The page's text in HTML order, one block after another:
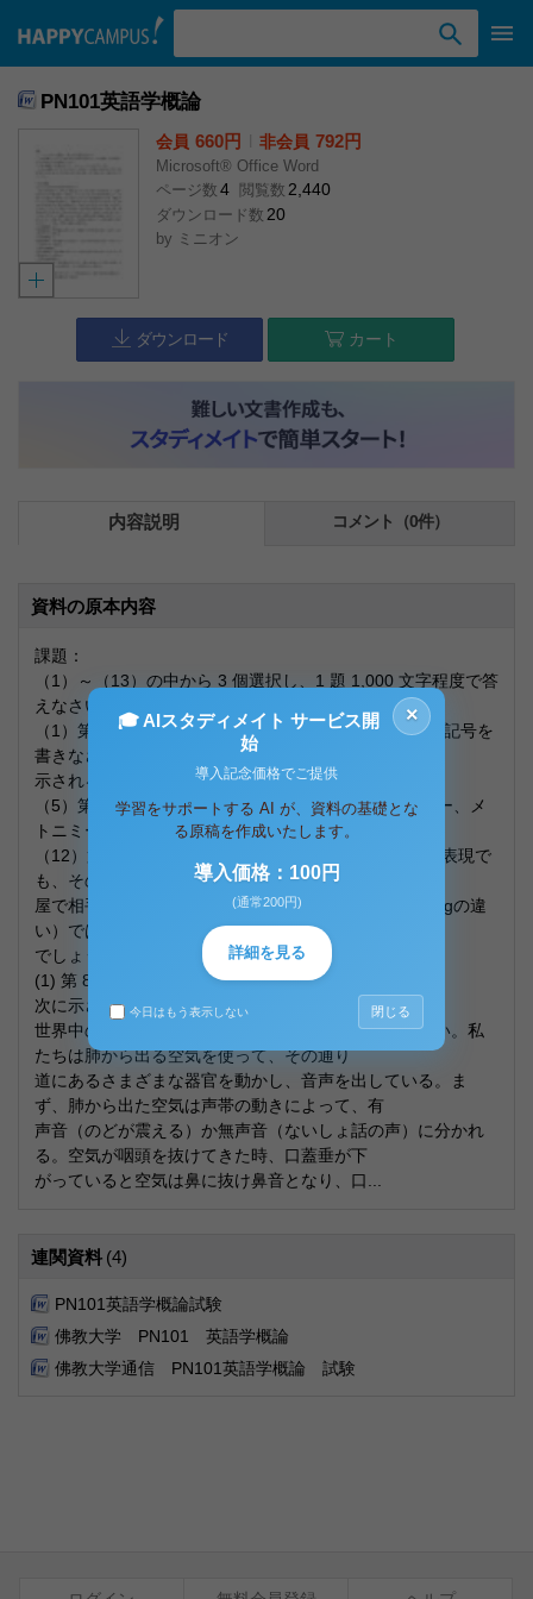
PN101英語学概論
会員 660円 非会員 792円
Microsoft® Office Word
ページ数 4 閲覧数 2,440
ダウンロード数 20
by ミニオン
ダウンロード カート
内容説明 コメント（0件）
資料の原本内容
課題：
（1）～（13）の中から 3 個選択し、1 題 1,000 文字程度で答
えなさい。
（1）第 8 章課題 1「次に示された各音に相当する音声記号を
書きなさい」および課題 2「次の音声記号で
示される母音を本文中の分類用度で示しなさい」
（5）第 15 章課題 1「次の表現はメタファー、シミリー、メ
トニミーのどれでしょうか。」
（12）第 21 章課題 1「同じ”The door is open!”という表現で
も、その部屋に入る前に言われた時とその部
屋で相手と何か言い争いをしたあと言われた時（Settingの違
い）では、意味にどのような違いが出てくる
でしょうか。」
(1) 第 8 章課題 1
次に示された各音に相当する音声記号を書きなさい。
世界中の自然言語の中で、音声のない言語は存在しない。私
たちは肺から出る空気を使って、その通り
道にあるさまざまな器官を動かし、音声を出している。ま
ず、肺から出た空気は声帯の動きによって、有
声音（のどが震える）か無声音（ないしょ話の声）に分かれ
る。空気が咽頭を抜けてきた時、口蓋垂が下
がっていると空気は鼻に抜け鼻音となり、口...
連関資料 (4)
PN101英語学概論試験
佛教大学 PN101 英語学概論
佛教大学通信 PN101英語学概論 試験
×
🎓 AIスタディメイト サービス開
始
導入記念価格でご提供
学習をサポートする AI が、資料の基礎とな
る原稿を作成いたします。
導入価格：100円
(通常200円)
詳細を見る
今日はもう表示しない 閉じる